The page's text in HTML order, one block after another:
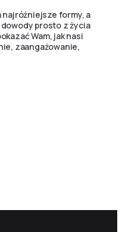
formy, a
prosto z życia
Wam, jak nasi
zaangażowanie,